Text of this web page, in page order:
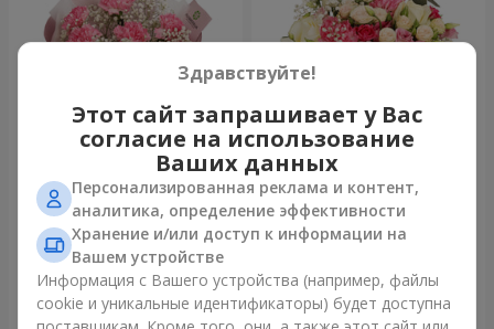
Букет "Королева
Карибского моря"
1 374 грн
Заказать
Цветы в коробке
"Помпадур"
Заказать
Здравствуйте!
Этот сайт запрашивает у Вас
согласие на использование
Ваших данных
Персонализированная реклама и контент,
аналитика, определение эффективности
Хранение и/или доступ к информации на
Вашем устройстве
Информация с Вашего устройства (например, файлы
cookie и уникальные идентификаторы) будет доступна